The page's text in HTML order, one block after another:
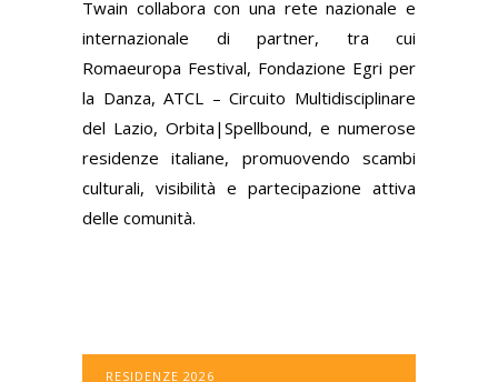
Twain collabora con una rete nazionale e
internazionale di partner, tra cui
Romaeuropa Festival, Fondazione Egri per
la Danza, ATCL – Circuito Multidisciplinare
del Lazio, Orbita|Spellbound, e numerose
residenze italiane, promuovendo scambi
culturali, visibilità e partecipazione attiva
delle comunità.
RESIDENZE 2026